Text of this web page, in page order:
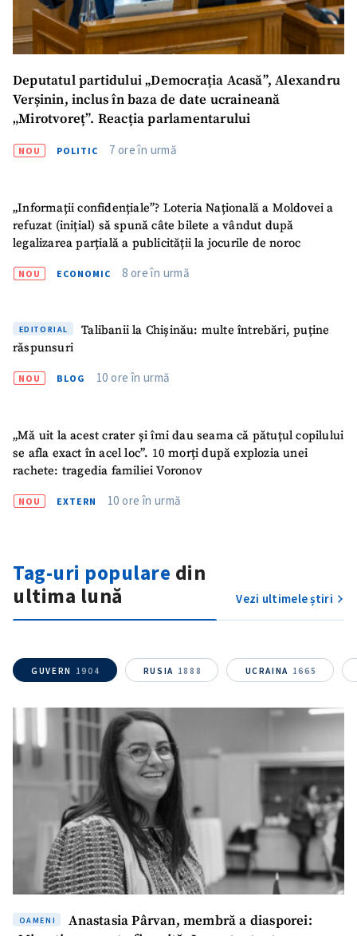
SUSȚINE
Deputatul partidului „Democrația Acasă”, Alexandru
Verșinin, inclus în baza de date ucraineană
„Mirotvoreț”. Reacția parlamentarului
NOU POLITIC 7 ore în urmă
„Informații confidențiale”? Loteria Națională a Moldovei a
refuzat (inițial) să spună câte bilete a vândut după
legalizarea parțială a publicității la jocurile de noroc
NOU ECONOMIC 8 ore în urmă
EDITORIAL
Talibanii la Chișinău: multe întrebări, puține
răspunsuri
NOU BLOG 10 ore în urmă
„Mă uit la acest crater și îmi dau seama că pătuțul copilului
se afla exact în acel loc”. 10 morți după explozia unei
rachete: tragedia familiei Voronov
NOU EXTERN 10 ore în urmă
Tag-uri populare din
ultima lună
Vezi ultimele știri
GUVERN 1904 RUSIA 1888 UCRAINA 1665
OAMENI
Anastasia Pârvan, membră a diasporei:
CONTACT SURSĂ
Sursă anonimă
+ Numele meu
Email+ Emailul meu
Am citit și sunt de
acord cu politica de
confidențialitate.
TRIMITE ȘTIREA